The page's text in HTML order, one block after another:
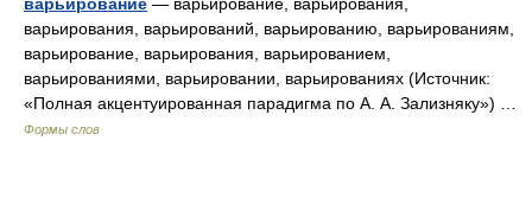
варьирования, варьирований, варьированию, варьированиям,
варьирование, варьирования, варьированием,
варьированиями, варьировании, варьированиях (Источник:
«Полная акцентуированная парадигма по А. А. Зализняку») …
Формы слов